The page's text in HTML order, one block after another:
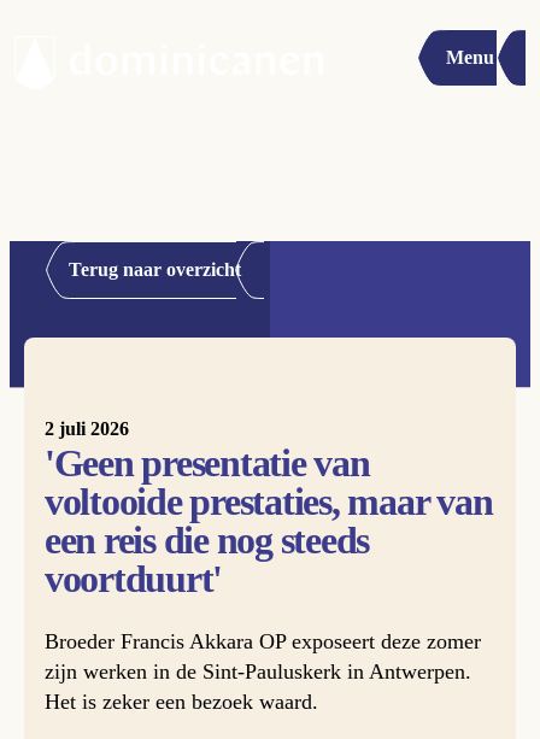
Menu
Terug naar overzicht
2 juli 2026
'Geen presentatie van
voltooide prestaties, maar van
een reis die nog steeds
voortduurt'
Broeder Francis Akkara OP exposeert deze zomer
zijn werken in de Sint-Pauluskerk in Antwerpen.
Het is zeker een bezoek waard.